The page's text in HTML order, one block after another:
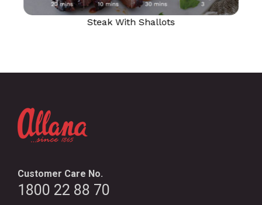
Steak With Shallots
Customer Care No.
1800 22 88 70